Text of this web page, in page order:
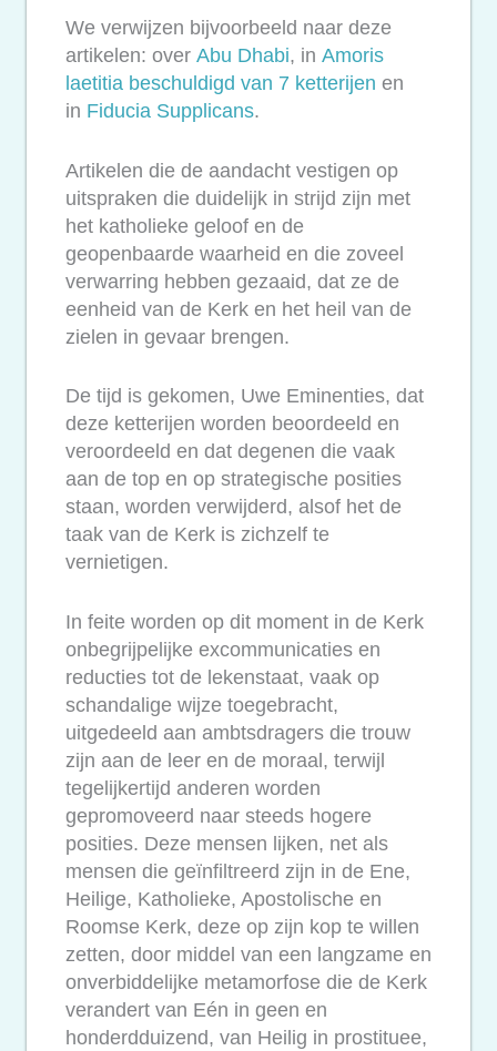
We verwijzen bijvoorbeeld naar deze
artikelen: over Abu Dhabi, in Amoris
laetitia beschuldigd van 7 ketterijen en
in Fiducia Supplicans.
Artikelen die de aandacht vestigen op
uitspraken die duidelijk in strijd zijn met
het katholieke geloof en de
geopenbaarde waarheid en die zoveel
verwarring hebben gezaaid, dat ze de
eenheid van de Kerk en het heil van de
zielen in gevaar brengen.
De tijd is gekomen, Uwe Eminenties, dat
deze ketterijen worden beoordeeld en
veroordeeld en dat degenen die vaak
aan de top en op strategische posities
staan, worden verwijderd, alsof het de
taak van de Kerk is zichzelf te
vernietigen.
In feite worden op dit moment in de Kerk
onbegrijpelijke excommunicaties en
reducties tot de lekenstaat, vaak op
schandalige wijze toegebracht,
uitgedeeld aan ambtsdragers die trouw
zijn aan de leer en de moraal, terwijl
tegelijkertijd anderen worden
gepromoveerd naar steeds hogere
posities. Deze mensen lijken, net als
mensen die geïnfiltreerd zijn in de Ene,
Heilige, Katholieke, Apostolische en
Roomse Kerk, deze op zijn kop te willen
zetten, door middel van een langzame en
onverbiddelijke metamorfose die de Kerk
verandert van Eén in geen en
honderdduizend, van Heilig in prostituee,